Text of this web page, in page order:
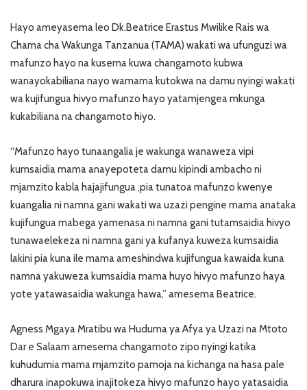
Hayo ameyasema leo Dk.Beatrice Erastus Mwilike Rais wa
Chama cha Wakunga Tanzanua (TAMA) wakati wa ufunguzi wa
mafunzo hayo na kusema kuwa changamoto kubwa
wanayokabiliana nayo wamama kutokwa na damu nyingi wakati
wa kujifungua hivyo mafunzo hayo yatamjengea mkunga
kukabiliana na changamoto hiyo.
“Mafunzo hayo tunaangalia je wakunga wanaweza vipi
kumsaidia mama anayepoteta damu kipindi ambacho ni
mjamzito kabla hajajifungua ,pia tunatoa mafunzo kwenye
kuangalia ni namna gani wakati wa uzazi pengine mama anataka
kujifungua mabega yamenasa ni namna gani tutamsaidia hivyo
tunawaelekeza ni namna gani ya kufanya kuweza kumsaidia
lakini pia kuna ile mama ameshindwa kujifungua kawaida kuna
namna yakuweza kumsaidia mama huyo hivyo mafunzo haya
yote yatawasaidia wakunga hawa,” amesema Beatrice.
Agness Mgaya Mratibu wa Huduma ya Afya ya Uzazi na Mtoto
Dar e Salaam amesema changamoto zipo nyingi katika
kuhudumia mama mjamzito pamoja na kichanga na hasa pale
dharura inapokuwa inajitokeza hivyo mafunzo hayo yatasaidia